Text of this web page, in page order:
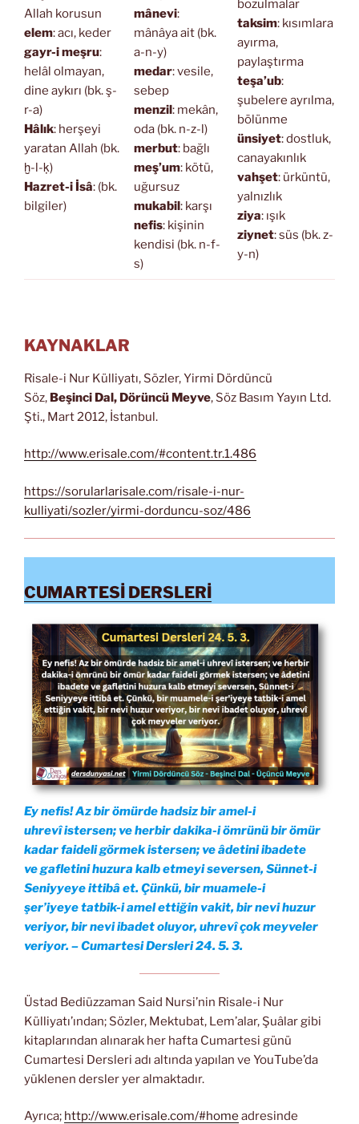
Allah korusun
elem: acı, keder
gayr-i meşru:
helâl olmayan,
dine aykırı (bk. ş-
r-a)
Hâlık: herşeyi
yaratan Allah (bk.
ḫ-l-ḳ)
Hazret-i İsâ: (bk.
bilgiler)
mânevi:
mânâya ait (bk.
a-n-y)
medar: vesile,
sebep
menzil: mekân,
oda (bk. n-z-l)
merbut: bağlı
meş’um: kötü,
uğursuz
mukabil: karşı
nefis: kişinin
kendisi (bk. n-f-
s)
bozulmalar
taksim: kısımlara
ayırma,
paylaştırma
teşa’ub:
şubelere ayrılma,
bölünme
ünsiyet: dostluk,
canayakınlık
vahşet: ürküntü,
yalnızlık
ziya: ışık
ziynet: süs (bk. z-
y-n)
KAYNAKLAR
Risale-i Nur Külliyatı, Sözler, Yirmi Dördüncü
Söz, Beşinci Dal, Dörüncü Meyve, Söz Basım Yayın Ltd.
Şti., Mart 2012, İstanbul.
http://www.erisale.com/#content.tr.1.486
https://sorularlarisale.com/risale-i-nur-
kulliyati/sozler/yirmi-dorduncu-soz/486
CUMARTESİ DERSLERİ
Ey nefis! Az bir ömürde hadsiz bir amel-i
uhrevî istersen; ve herbir dakika-i ömrünü bir ömür
kadar faideli görmek istersen; ve âdetini ibadete
ve gafletini huzura kalb etmeyi seversen, Sünnet-i
Seniyyeye ittibâ et. Çünkü, bir muamele-i
şer’iyeye tatbik-i amel ettiğin vakit, bir nevi huzur
veriyor, bir nevi ibadet oluyor, uhrevî çok meyveler
veriyor. – Cumartesi Dersleri 24. 5. 3.
Üstad Bediüzzaman Said Nursi’nin Risale-i Nur
Külliyatı’ından; Sözler, Mektubat, Lem’alar, Şuâlar gibi
kitaplarından alınarak her hafta Cumartesi günü
Cumartesi Dersleri adı altında yapılan ve YouTube’da
yüklenen dersler yer almaktadır.
Ayrıca; http://www.erisale.com/#home adresinde